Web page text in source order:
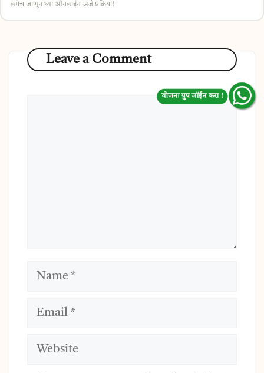
लगेच जाणून घ्या ऑनलाईन अर्ज प्रक्रिया!
Leave a Comment
Name
Email
Website
योजना ग्रुप जॉईन करा !